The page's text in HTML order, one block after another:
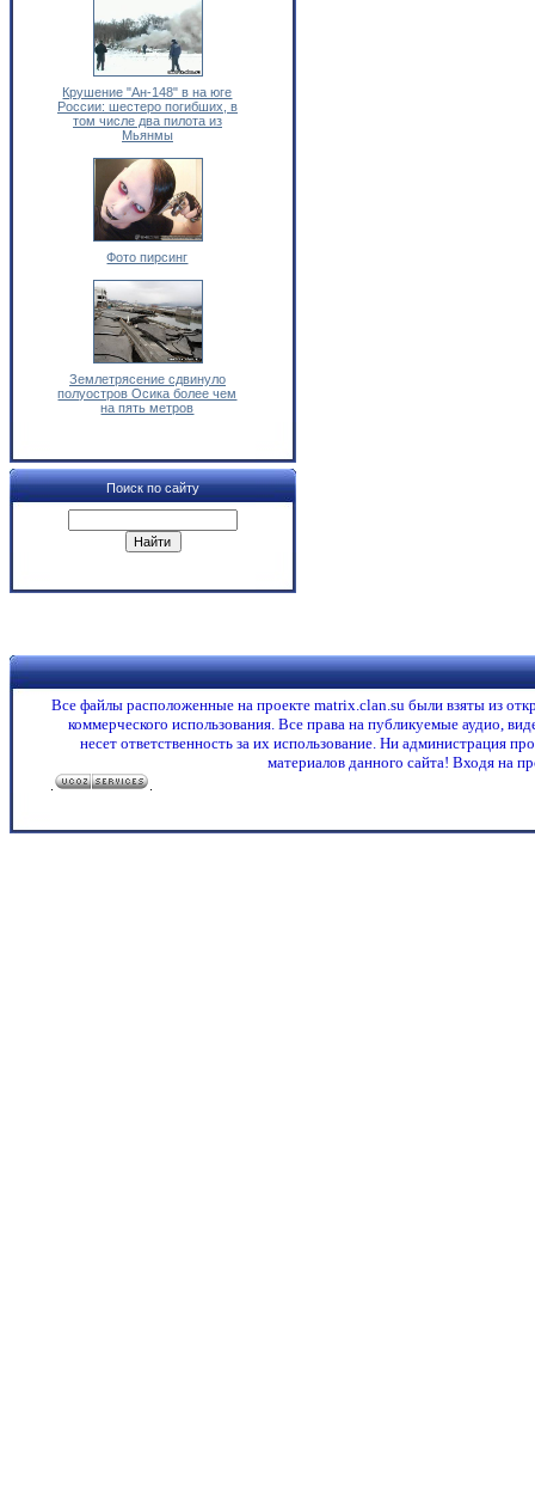
Крушение "Ан-148" в на юге
России: шестеро погибших, в
том числе два пилота из
Мьянмы
Фото пирсинг
Землетрясение сдвинуло
полуостров Осика более чем
на пять метров
Поиск по сайту
Все файлы расположенные на проекте matrix.clan.su были взяты из
коммерческого использования. Все права на публикуемые аудио,
несет ответственность за их использование. Ни администрация
материалов данного сайта! Входя на